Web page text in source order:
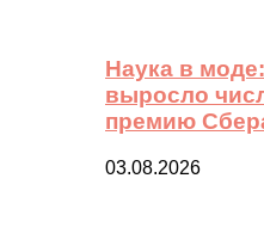
Наука в
выросло
премию
03.08.2026